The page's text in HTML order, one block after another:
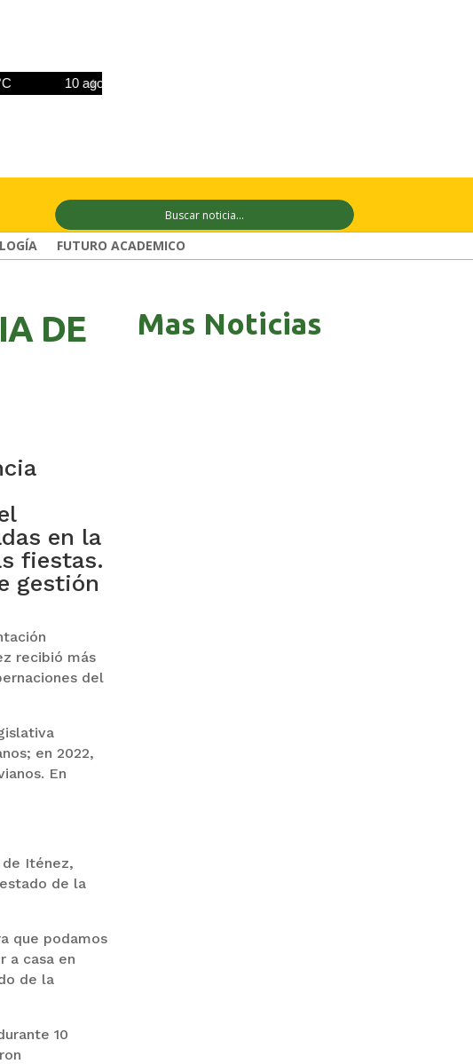
10 ago
FUTURO ACADEMICO
DE
en la
fiestas.
gestión
recibió más
del
en 2022,
En
Iténez,
de la
que podamos
a casa en
de la
10
Mas Noticias